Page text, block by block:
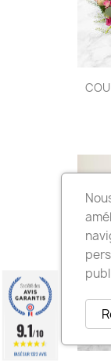
9.1/10
BASÉ SUR 1322 AVIS